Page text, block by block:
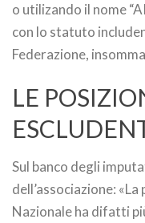
o utilizando il nome
con lo statuto
Federazione,
LE
Sul banco degli
dell’associazione:
Nazionale ha difatti